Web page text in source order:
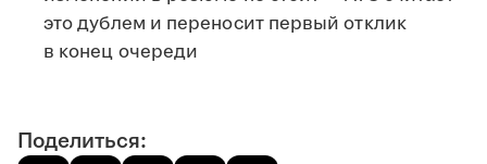
это дублем и переносит первый отклик
в конец очереди
Поделиться: